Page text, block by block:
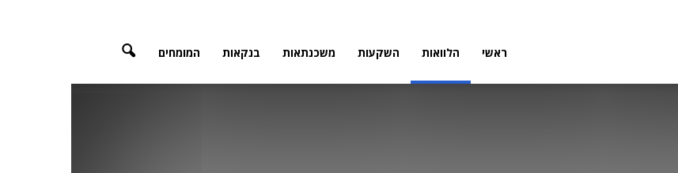
ראשי הלוואות השקעות משכנתאות בנקאות המומחים